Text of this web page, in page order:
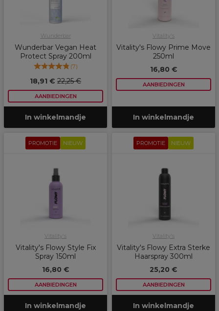
Wunderbar
Wunderbar Vegan Heat
Protect Spray 200ml
(7)
18,91 € 22,25 €
AANBIEDINGEN
In winkelmandje
Vitality's
Vitality's Flowy Prime Move
250ml
16,80 €
AANBIEDINGEN
In winkelmandje
PROMOTIE NIEUW
Vitality's
Vitality's Flowy Style Fix
Spray 150ml
16,80 €
AANBIEDINGEN
In winkelmandje
PROMOTIE NIEUW
Vitality's
Vitality's Flowy Extra Sterke
Haarspray 300ml
25,20 €
AANBIEDINGEN
In winkelmandje